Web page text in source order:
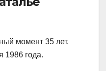
момент 35 лет.
1986 года.